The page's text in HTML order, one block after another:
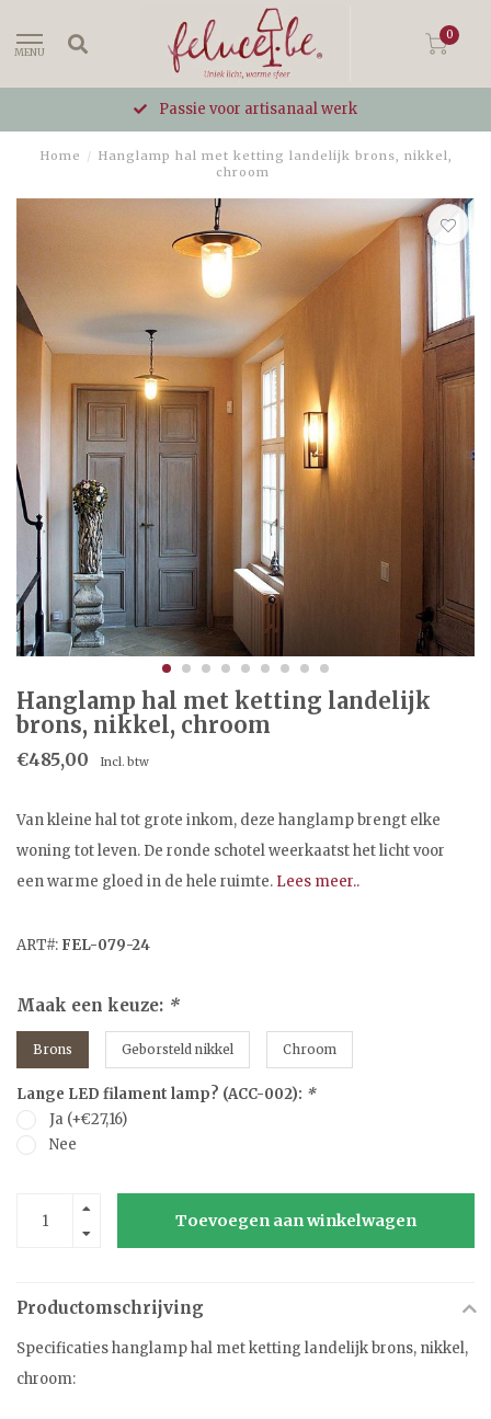
MENU
0
Passie voor artisanaal werk
Home / Hanglamp hal met ketting landelijk brons, nikkel,
chroom
Hanglamp hal met ketting landelijk
brons, nikkel, chroom
€485,00 Incl. btw
Van kleine hal tot grote inkom, deze hanglamp brengt elke
woning tot leven. De ronde schotel weerkaatst het licht voor
een warme gloed in de hele ruimte. Lees meer..
ART#: FEL-079-24
Maak een keuze: *
Brons Geborsteld nikkel Chroom
Lange LED filament lamp? (ACC-002): *
Ja (+€27,16)
Nee
Toevoegen aan winkelwagen
Productomschrijving
Specificaties hanglamp hal met ketting landelijk brons, nikkel,
chroom: